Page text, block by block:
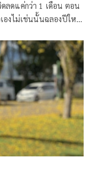
ลดแค่กว่า 1 เดือน ตอน
องไม่เช่นนั้นฉลองปีใหม่